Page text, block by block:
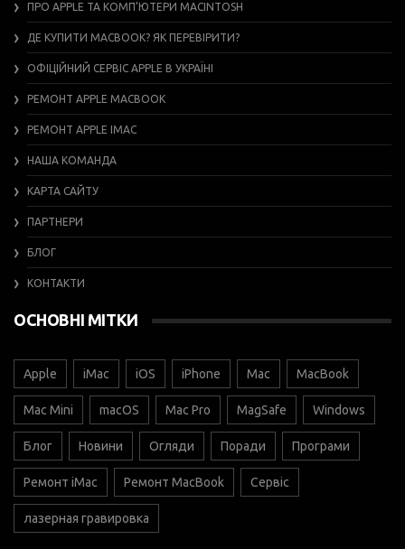
ПРО APPLE ТА КОМП’ЮТЕРИ MACINTOSH
ДЕ КУПИТИ MACBOOK? ЯК ПЕРЕВІРИТИ?
ОФІЦІЙНИЙ СЕРВІС APPLE В УКРАЇНІ
РЕМОНТ APPLE MACBOOK
РЕМОНТ APPLE IMAC
НАША КОМАНДА
КАРТА САЙТУ
ПАРТНЕРИ
БЛОГ
КОНТАКТИ
ОСНОВНІ МІТКИ
Apple iMac iOS iPhone Mac MacBook
Mac Mini macOS Mac Pro MagSafe Windows
Блог Новини Огляди Поради Програми
Ремонт iMac Ремонт MacBook Сервіс
лазерная гравировка